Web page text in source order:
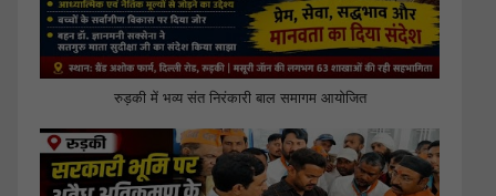
रुड़की में भव्य संत निरंकारी बाल समागम आयोजित